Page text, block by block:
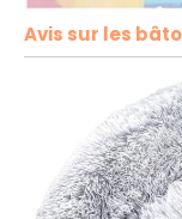
Avis sur les